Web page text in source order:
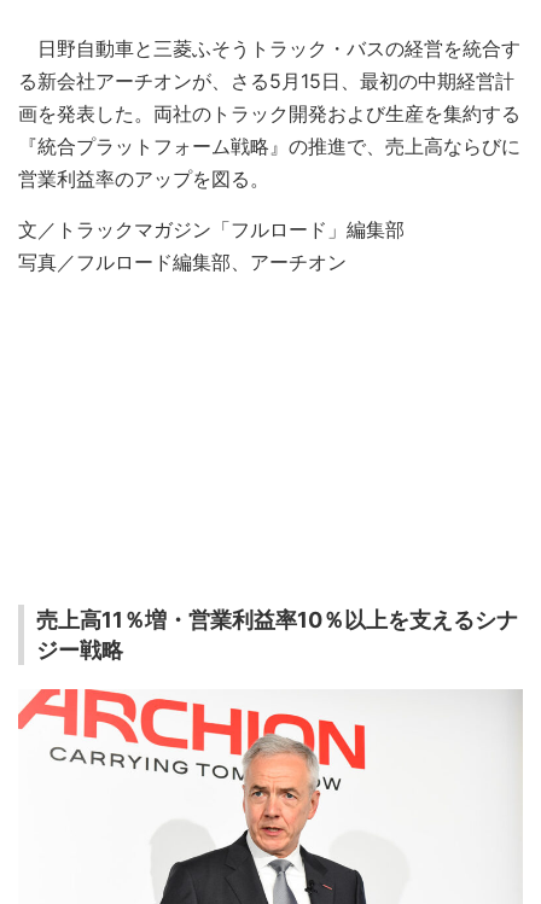
日野自動車と三菱ふそうトラック・バスの経営を統合す
る新会社アーチオンが、さる5月15日、最初の中期経営計
画を発表した。両社のトラック開発および生産を集約する
『統合プラットフォーム戦略』の推進で、売上高ならびに
営業利益率のアップを図る。
文／トラックマガジン「フルロード」編集部
写真／フルロード編集部、アーチオン
売上高11％増・営業利益率10％以上を支えるシナ
ジー戦略